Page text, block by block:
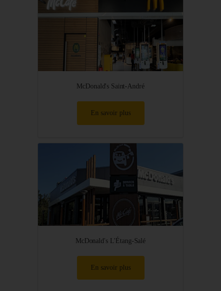
McDonald's Saint-André
En savoir plus
McDonald's L'Étang-Salé
En savoir plus